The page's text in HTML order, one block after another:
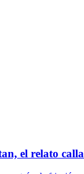
el relato calla